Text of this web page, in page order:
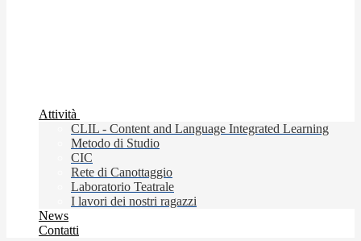
Attività
CLIL - Content and Language Integrated Learning
Metodo di Studio
CIC
Rete di Canottaggio
Laboratorio Teatrale
I lavori dei nostri ragazzi
News
Contatti